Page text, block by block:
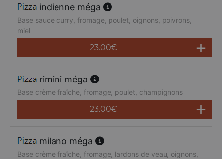
indienne méga
Base sauce curry, fromage, poulet, oignons, poivrons,
miel
23.00€
rimini méga
Base crème fraîche, fromage, poulet, champignons
23.00€
milano méga
Base crème fraîche, fromage, lardons de veau, oignons,